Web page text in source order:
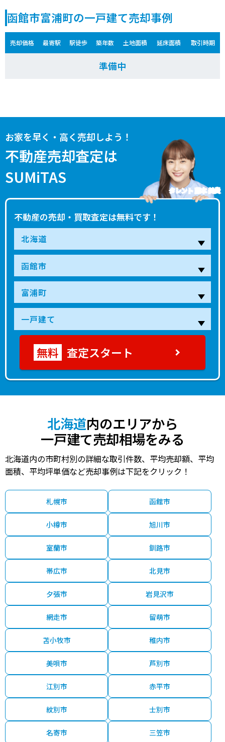
函館市富浦町の一戸建て売却事例
売却価格 最寄駅 駅徒歩 築年数 土地面積 延床面積 取引時期
準備中
お家を早く・高く売却しよう！
不動産売却査定は
SUMiTAS
不動産の売却・買取査定は無料です！
タレント 藤本 美貴
査定スタート
北海道内のエリアから
一戸建て売却相場をみる
北海道内の市町村別の詳細な取引件数、平均売却額、平均
面積、平均坪単価など売却事例は下記をクリック！
札幌市 函館市
小樽市 旭川市
室蘭市 釧路市
帯広市 北見市
夕張市 岩見沢市
網走市 留萌市
苫小牧市 稚内市
美唄市 芦別市
江別市 赤平市
紋別市 士別市
名寄市 三笠市